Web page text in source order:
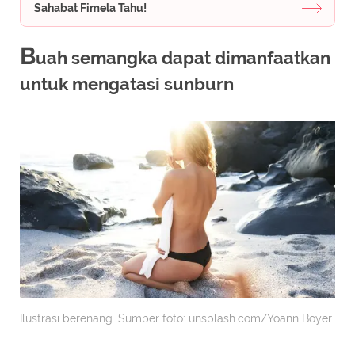
Sahabat Fimela Tahu!
Buah semangka dapat dimanfaatkan
untuk mengatasi sunburn
Ilustrasi berenang. Sumber foto: unsplash.com/Yoann Boyer.